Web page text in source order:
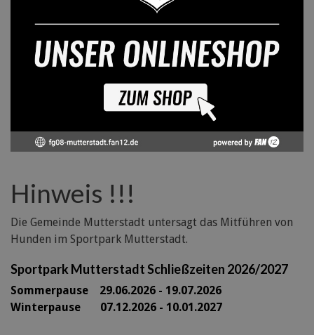
Hinweis !!!
Die Gemeinde Mutterstadt untersagt das Mitführen von
Hunden im Sportpark Mutterstadt.
Sportpark Mutterstadt Schließzeiten 2026/2027
Sommerpause 29.06.2026 - 19.07.2026
Winterpause 07.12.2026 - 10.01.2027